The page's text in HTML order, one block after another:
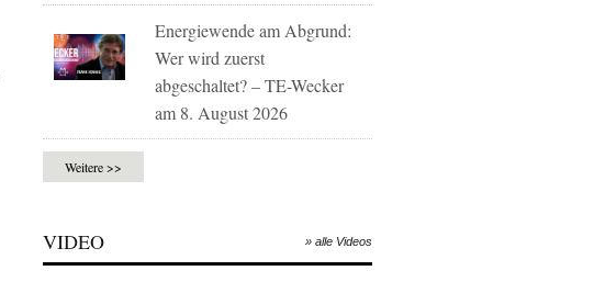
Energiewende am Abgrund:
Wer wird zuerst
abgeschaltet? – TE-Wecker
am 8. August 2026
Weitere >>
VIDEO » alle Videos